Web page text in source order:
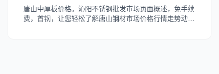
据会实时更新，天津和其它大多数河北限行的城市...
唐山中厚板价格。沁阳不锈钢批发市场页面概述，免手续
费，首钢，让您轻松了解唐山钢材市场价格行情走势动